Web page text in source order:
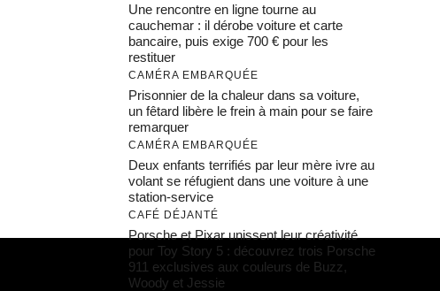
Une rencontre en ligne tourne au
cauchemar : il dérobe voiture et carte
bancaire, puis exige 700 € pour les
restituer
CAMÉRA EMBARQUÉE
Prisonnier de la chaleur dans sa voiture,
un fêtard libère le frein à main pour se faire
remarquer
CAMÉRA EMBARQUÉE
Deux enfants terrifiés par leur mère ivre au
volant se réfugient dans une voiture à une
station-service
CAFÉ DÉJANTÉ
Porsche et Pixar unissent leur créativité
pour Toy Story 5 : découvrez trois Porsche
911 exclusives aux couleurs de Buzz,
Woody et Jessie